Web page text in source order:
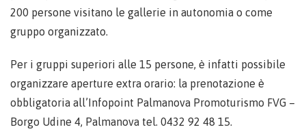
200 persone visitano le gallerie in autonomia o come
gruppo organizzato.
Per i gruppi superiori alle 15 persone, è infatti possibile
organizzare aperture extra orario: la prenotazione è
obbligatoria all’Infopoint Palmanova Promoturismo FVG –
Borgo Udine 4, Palmanova tel. 0432 92 48 15.